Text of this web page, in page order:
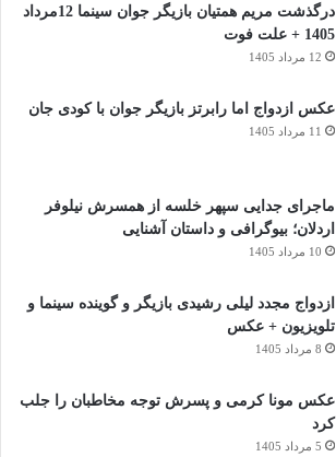
درگذشت مریم همتیان بازیگر جوان سینما 12مرداد
1405 + علت فوت
12 مرداد 1405
عکس ازدواج اما رابرتز بازیگر جوان با کودی جان
11 مرداد 1405
ماجرای جدایی سپهر خلسه از همسرش نیلوفر
اردلان؛ بیوگرافی و داستان آشنایی
10 مرداد 1405
ازدواج مجدد لیلی رشیدی بازیگر و گوینده سینما و
تلویزیون + عکس
8 مرداد 1405
عکس مونا کرمی و پسرش توجه مخاطبان را جلب
کرد
5 مرداد 1405